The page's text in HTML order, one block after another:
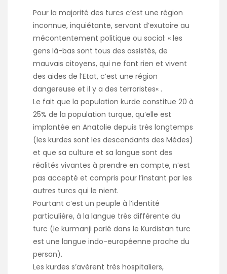
Pour la majorité des turcs c’est une région
inconnue, inquiétante, servant d’exutoire au
mécontentement politique ou social: « les
gens là-bas sont tous des assistés, de
mauvais citoyens, qui ne font rien et vivent
des aides de l’Etat, c’est une région
dangereuse et il y a des terroristes« .
Le fait que la population kurde constitue 20 à
25% de la population turque, qu’elle est
implantée en Anatolie depuis très longtemps
(les kurdes sont les descendants des Mèdes)
et que sa culture et sa langue sont des
réalités vivantes à prendre en compte, n’est
pas accepté et compris pour l’instant par les
autres turcs qui le nient.
Pourtant c’est un peuple à l’identité
particulière, à la langue très différente du
turc (le kurmanji parlé dans le Kurdistan turc
est une langue indo-européenne proche du
persan).
Les kurdes s’avèrent très hospitaliers,